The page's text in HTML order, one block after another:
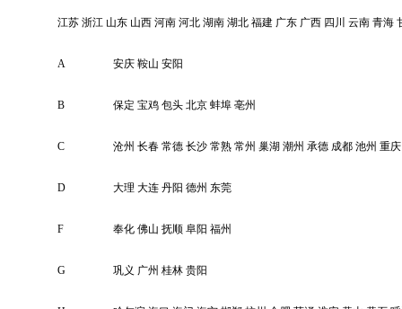
江苏 浙江 山东 山西 河南 河北 湖南 湖北 福建 广东 广西 四川 云南 青海
A 安庆 鞍山 安阳
B 保定 宝鸡 包头 北京 蚌埠 亳州
C 沧州 长春 常德 长沙 常熟 常州 巢湖 潮州 承德 成都 池州 重庆
D 大理 大连 丹阳 德州 东莞
F 奉化 佛山 抚顺 阜阳 福州
G 巩义 广州 桂林 贵阳